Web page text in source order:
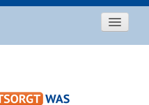
Entsorgungstipps